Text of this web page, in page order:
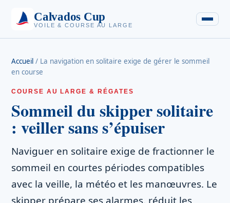
Calvados Cup
VOILE & COURSE AU LARGE
Accueil / La navigation en solitaire exige de gérer le sommeil
en course
COURSE AU LARGE & RÉGATES
Sommeil du skipper solitaire
: veiller sans s’épuiser
Naviguer en solitaire exige de fractionner le
sommeil en courtes périodes compatibles
avec la veille, la météo et les manœuvres. Le